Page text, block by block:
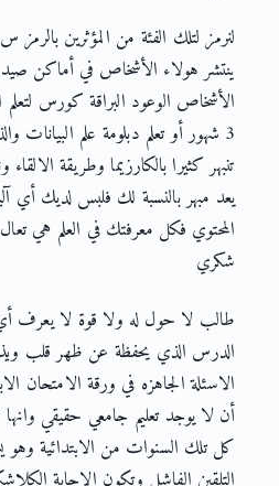
لنرمز لتلك الفئة من المؤثرين
ينتشر هولاء الأشخاص في أماكن صيد
الأشخاص الوعود البراقة كورس
3 شهور أو تعلم دبلومة علم
تنبهر كثيرا بالكارزيما وطريقة
يعد مبهر بالنسبة لك فلبس لديك أي
المحتوي فكل معرفتك في العلم هي
شكري
طالب لا حول له ولا قوة لا يعرف
الدرس الذي يحفظة عن ظهر قلب
الاسئلة الجاهزه في ورقة الامتحان
أن لا يوجد تعليم جامعي حقيقي
كل تلك السنوات من الابتدائية